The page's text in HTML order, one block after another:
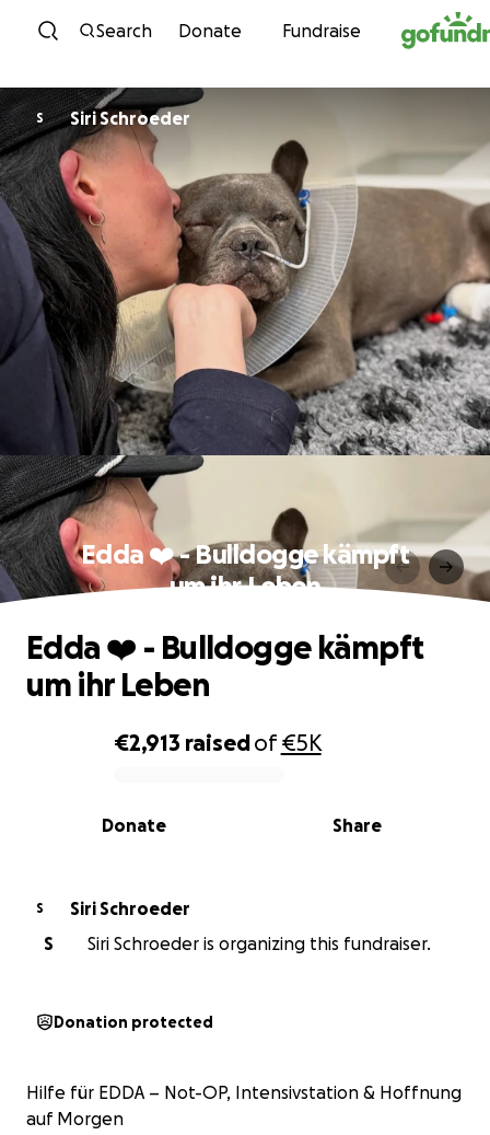
Skip to content
Search Donate Fundraise
S Siri Schroeder
Edda ❤️ - Bulldogge kämpft
um ihr Leben
0% complete
€2,913 raisedof€5K
Share
Donate
Edda ❤️ - Bulldogge kämpft
um ihr Leben
S
Siri Schroeder
S
Siri Schroeder is organizing this fundraiser.
Donation protected
Hilfe für EDDA – Not-OP, Intensivstation & Hoffnung
auf Morgen